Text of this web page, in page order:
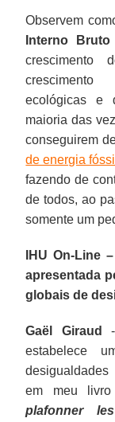
Observem
Interno
crescimento
ecológicas e
maioria das
conseguirem
de energia fóssil
fazendo de
de todos, ao
somente um
IHU On-Line
apresentada
globais de
Gaël Giraud
estabelece
em meu livro
plafonner